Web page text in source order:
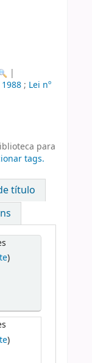
|
; Lei nº
para
tags.
título
)
)